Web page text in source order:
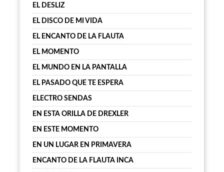
EL DESLIZ
EL DISCO DE MI VIDA
EL ENCANTO DE LA FLAUTA
EL MOMENTO
EL MUNDO EN LA PANTALLA
EL PASADO QUE TE ESPERA
ELECTRO SENDAS
EN ESTA ORILLA DE DREXLER
EN ESTE MOMENTO
EN UN LUGAR EN PRIMAVERA
ENCANTO DE LA FLAUTA INCA